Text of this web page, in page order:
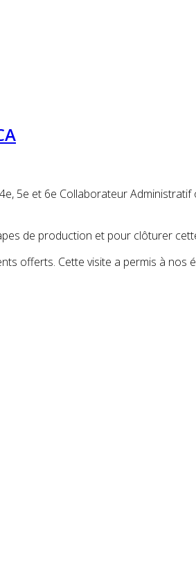
5e et 6e Collaborateur
de production et pour clôturer
offerts. Cette visite a permis à nos